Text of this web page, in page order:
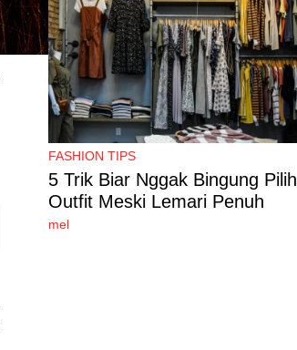
FASHION TIPS
5 Trik Biar Nggak Bingung Pilih
Outfit Meski Lemari Penuh
mel